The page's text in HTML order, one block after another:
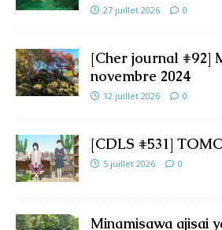
27 juillet 2026 0
[Cher journal #92]
novembre 2024
12 juillet 2026 0
[CDLS #531]
5 juillet 2026 0
Minamisawa ajisai